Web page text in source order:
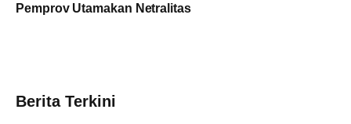
Pemprov Utamakan Netralitas
Berita Terkini